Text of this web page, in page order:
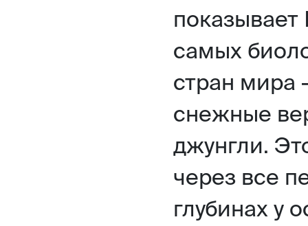
самых
стран мира
снежные
джунгли.
через все
глубинах у